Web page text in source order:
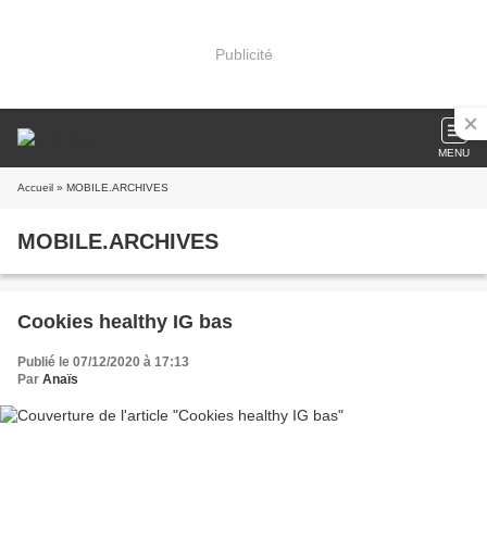
Publicité
MENU
Accueil » MOBILE.ARCHIVES
MOBILE.ARCHIVES
Cookies healthy IG bas
Publié le 07/12/2020 à 17:13
Par Anaïs